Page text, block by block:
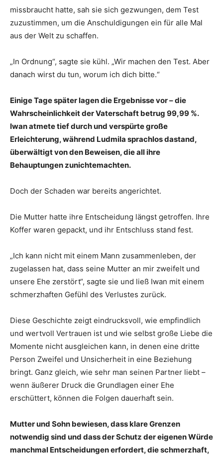
missbraucht hatte, sah sie sich gezwungen, dem Test
zuzustimmen, um die Anschuldigungen ein für alle Mal
aus der Welt zu schaffen.
„In Ordnung“, sagte sie kühl. „Wir machen den Test. Aber
danach wirst du tun, worum ich dich bitte.“
Einige Tage später lagen die Ergebnisse vor – die
Wahrscheinlichkeit der Vaterschaft betrug 99,99 %.
Iwan atmete tief durch und verspürte große
Erleichterung, während Ludmila sprachlos dastand,
überwältigt von den Beweisen, die all ihre
Behauptungen zunichtemachten.
Doch der Schaden war bereits angerichtet.
Die Mutter hatte ihre Entscheidung längst getroffen. Ihre
Koffer waren gepackt, und ihr Entschluss stand fest.
„Ich kann nicht mit einem Mann zusammenleben, der
zugelassen hat, dass seine Mutter an mir zweifelt und
unsere Ehe zerstört“, sagte sie und ließ Iwan mit einem
schmerzhaften Gefühl des Verlustes zurück.
Diese Geschichte zeigt eindrucksvoll, wie empfindlich
und wertvoll Vertrauen ist und wie selbst große Liebe die
Momente nicht ausgleichen kann, in denen eine dritte
Person Zweifel und Unsicherheit in eine Beziehung
bringt. Ganz gleich, wie sehr man seinen Partner liebt –
wenn äußerer Druck die Grundlagen einer Ehe
erschüttert, können die Folgen dauerhaft sein.
Mutter und Sohn bewiesen, dass klare Grenzen
notwendig sind und dass der Schutz der eigenen Würde
manchmal Entscheidungen erfordert, die schmerzhaft,